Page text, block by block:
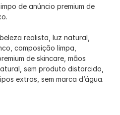
de anúncio premium de
realista, luz natural,
composição limpa,
de skincare, mãos
sem produto distorcido,
extras, sem marca d’água.